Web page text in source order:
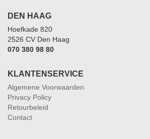
DEN HAAG
Hoefkade 820
2526 CV Den Haag
070 380 98 80
KLANTENSERVICE
Algemene Voorwaarden
Privacy Policy
Retourbeleid
Contact